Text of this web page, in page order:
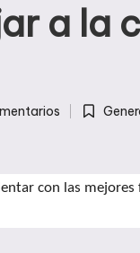
a la
Publicada
con las